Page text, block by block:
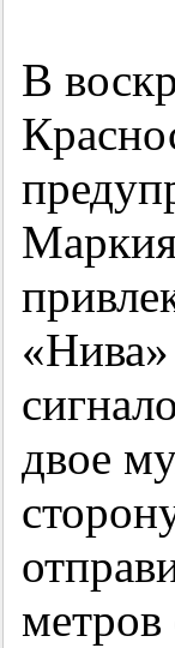
В
двое